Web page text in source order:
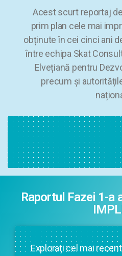
Acest scurt reportaj
prim plan cele mai
obținute în cei cinci ani
între echipa Skat
Elvețiană pentru
precum și
Raportul Fazei 1-a
Explorați cel mai